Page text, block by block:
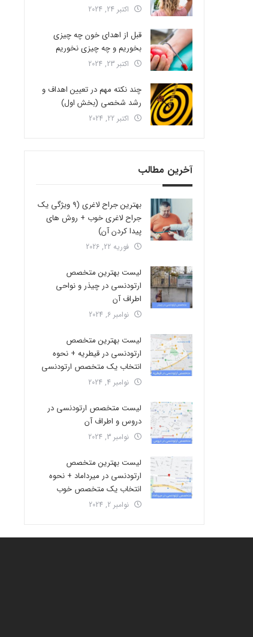
اکتبر 24, 2024
قبل از اهدای خون چه چیزی
بخوریم و چه چیزی نخوریم
اکتبر 23, 2024
چند نکته مهم در تعیین اهداف و
رشد شخصی (بخش اول)
اکتبر 22, 2024
آخرین مطالب
بهترین جراح لاغری (9 ویژگی یک
جراح لاغری خوب + روش های
پیدا کردن آن)
فوریه 22, 2026
لیست بهترین متخصص
ارتودنسی در چیذر و نواحی
اطراف آن
نوامبر 6, 2024
لیست بهترین متخصص
ارتودنسی در قیطریه + نحوه
انتخاب یک متخصص ارتودنسی
نوامبر 4, 2024
لیست متخصص ارتودنسی در
دروس و اطراف آن
نوامبر 3, 2024
لیست بهترین متخصص
ارتودنسی در میرداماد + نحوه
انتخاب یک متخصص خوب
نوامبر 2, 2024